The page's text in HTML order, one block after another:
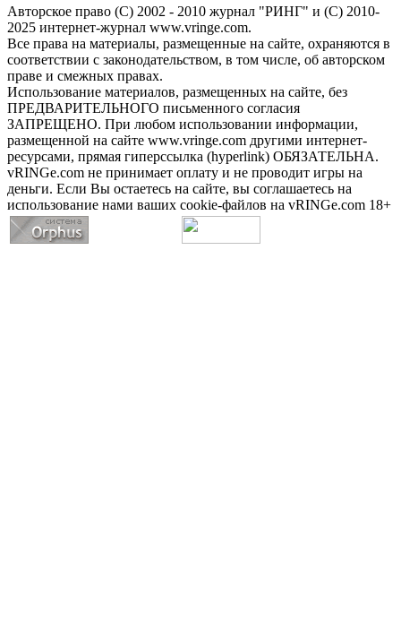
Авторское право (С) 2002 - 2010 журнал "РИНГ" и (С) 2010-
2025 интернет-журнал www.vringe.com.
Все права на материалы, размещенные на сайте, охраняются в
соответствии с законодательством, в том числе, об авторском
праве и смежных правах.
Использование материалов, размещенных на сайте, без
ПРЕДВАРИТЕЛЬНОГО письменного согласия
ЗАПРЕЩЕНО. При любом использовании информации,
размещенной на сайте www.vringe.com другими интернет-
ресурсами, прямая гиперссылка (hyperlink) ОБЯЗАТЕЛЬНА.
vRINGe.com не принимает оплату и не проводит игры на
деньги. Если Вы остаетесь на сайте, вы соглашаетесь на
использование нами ваших cookie-файлов на vRINGe.com 18+